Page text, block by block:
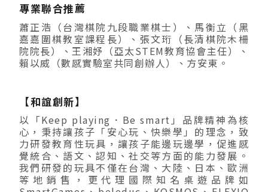
專業聯合推薦
蕭正浩（台灣棋院九段職業棋士）、馬衡立（黑
嘉嘉圍棋教室課程長）、張文珩（長清棋院木柵
院院長）、王湘妤（亞太STEM教育協會主任）、
賴以威（數感實驗室共同創辦人）、方安東。
【和誼創新】
以「Keep playing．Be smart」品牌精神為核
心，秉持讓孩子「安心玩、快樂學」的理念，致
力研發教育性玩具，讓孩子能邊玩邊學，促進感
覺統合、語文、認知、社交等方面的能力發展。
我們研發的玩具不僅在台灣、大陸、日本、歐洲
等地銷售，更代理國際知名桌遊品牌如